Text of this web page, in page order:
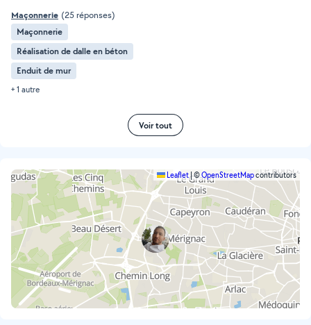
Maçonnerie (25 réponses)
Maçonnerie
Réalisation de dalle en béton
Enduit de mur
+ 1 autre
Voir tout
Leaflet|©OpenStreetMapcontributors